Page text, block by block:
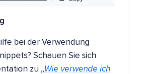
bei der Verwendung
Schauen Sie sich
zu „Wie verwende ich